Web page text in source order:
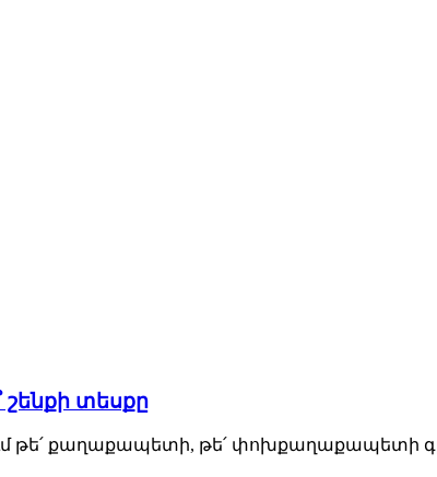
տեսքը
քաղաքապետի, թե՛ փոխքաղաքապետի